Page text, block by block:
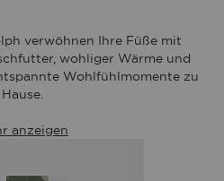
verwöhnen Ihre Füße mit
wohliger Wärme und
Wohlfühlmomente zu
Hause.
anzeigen